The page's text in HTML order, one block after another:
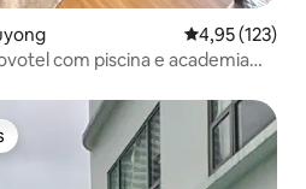
Classificação
4,95 (123)
com piscina e academia
apreciados